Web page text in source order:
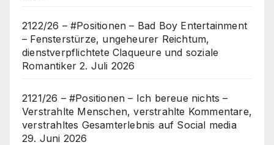
2122/26 – #Positionen – Bad Boy Entertainment
– Fensterstürze, ungeheurer Reichtum,
dienstverpflichtete Claqueure und soziale
Romantiker 2. Juli 2026
2121/26 – #Positionen – Ich bereue nichts –
Verstrahlte Menschen, verstrahlte Kommentare,
verstrahltes Gesamterlebnis auf Social media
29. Juni 2026